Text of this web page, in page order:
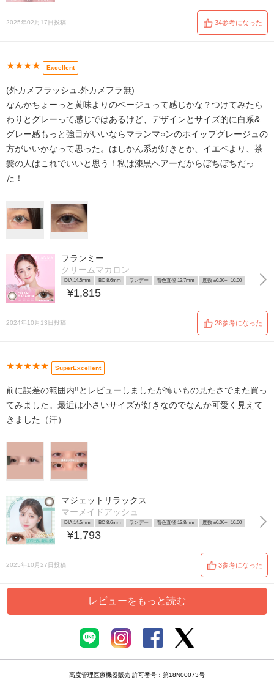
2025年02月17日投稿 34参考になった
★★★★ Excellent
(外カメフラッシュ.外カメフラ無)
なんかちょーっと黄味よりのベージュって感じかな？つけてみたら
わりとグレーって感じではあるけど、デザインとサイズ的に白系&
グレー感もっと強目がいいならマランマ○ンのホイップグレージュの
方がいいかなって思った。はしかん系が好きとか、イエベより、茶
髪の人はこれでいいと思う！私は漆黒ヘアーだからぼちぼちだっ
た！
フランミー
クリームマカロン
DIA 14.5mm BC 8.6mm ワンデー 着色直径 13.7mm 度数 ±0.00~ -10.00
¥1,815
2024年10月13日投稿 28参考になった
★★★★★ SuperExcellent
前に誤差の範囲内‼️とレビューしましたが怖いもの見たさでまた買っ
てみました。最近は小さいサイズが好きなのでなんか可愛く見えて
きました（汗）
マジェットリラックス
マーメイドアッシュ
DIA 14.5mm BC 8.6mm ワンデー 着色直径 13.8mm 度数 ±0.00~ -10.00
¥1,793
2025年10月27日投稿 3参考になった
レビューをもっと読む
高度管理医療機器販売 許可番号：第18N00073号